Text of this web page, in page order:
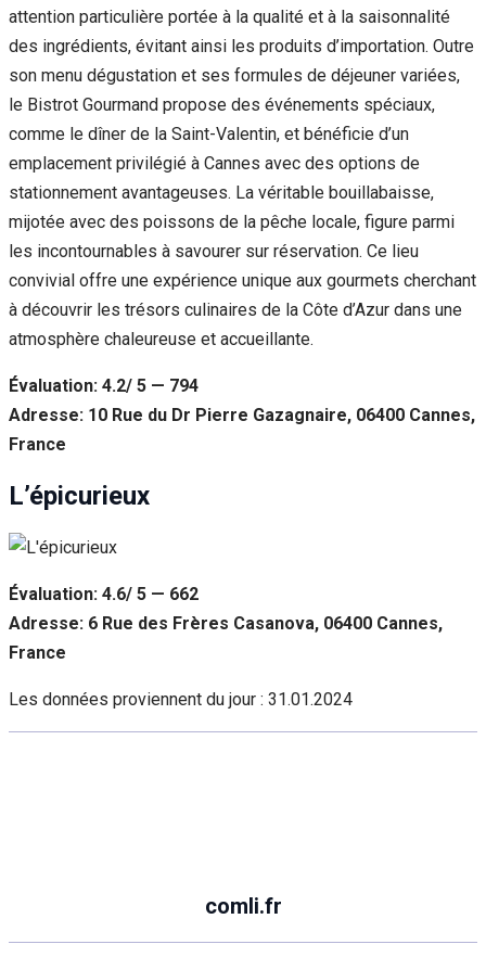
attention particulière portée à la qualité et à la saisonnalité
des ingrédients, évitant ainsi les produits d’importation. Outre
son menu dégustation et ses formules de déjeuner variées,
le Bistrot Gourmand propose des événements spéciaux,
comme le dîner de la Saint-Valentin, et bénéficie d’un
emplacement privilégié à Cannes avec des options de
stationnement avantageuses. La véritable bouillabaisse,
mijotée avec des poissons de la pêche locale, figure parmi
les incontournables à savourer sur réservation. Ce lieu
convivial offre une expérience unique aux gourmets cherchant
à découvrir les trésors culinaires de la Côte d’Azur dans une
atmosphère chaleureuse et accueillante.
Évaluation: 4.2/ 5 — 794
Adresse: 10 Rue du Dr Pierre Gazagnaire, 06400 Cannes,
France
L’épicurieux
Évaluation: 4.6/ 5 — 662
Adresse: 6 Rue des Frères Casanova, 06400 Cannes,
France
Les données proviennent du jour : 31.01.2024
comli.fr